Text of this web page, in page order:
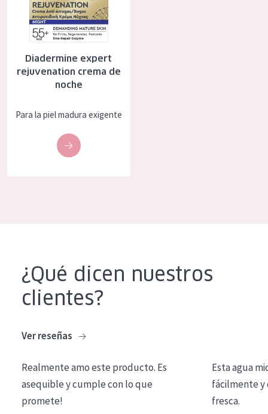
Piel madura
Diadermine expert
rejuvenation crema de
noche
Para la piel madura exigente
¿Qué dicen nuestros
clientes?
Ver reseñas
Realmente amo este producto. Es
asequible y cumple con lo que
promete!
Esta agua
fácilmente y
fresca.